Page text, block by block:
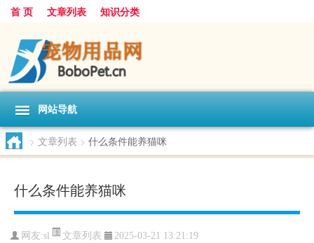
首 页 文章列表 知识分类
网站导航
> 文章列表 > 什么条件能养猫咪
什么条件能养猫咪
网友:sl 文章列表 2025-03-21 13:21:19